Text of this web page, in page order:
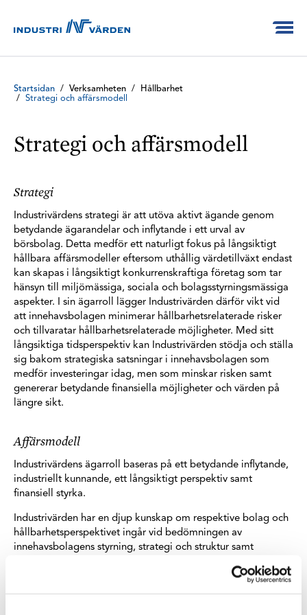
Startsidan / Verksamheten /
Hållbarhet
/
Strategi och affärsmodell
Strategi och affärsmodell
Strategi
Industrivärdens strategi är att utöva aktivt ägande genom
betydande ägarandelar och inflytande i ett urval av
börsbolag. Detta medför ett naturligt fokus på långsiktigt
hållbara affärsmodeller eftersom uthållig värdetillväxt endast
kan skapas i långsiktigt konkurrenskraftiga företag som tar
hänsyn till miljömässiga, sociala och bolagsstyrningsmässiga
aspekter. I sin ägarroll lägger Industrivärden därför vikt vid
att innehavsbolagen minimerar hållbarhetsrelaterade risker
och tillvaratar hållbarhetsrelaterade möjligheter. Med sitt
långsiktiga tidsperspektiv kan Industrivärden stödja och ställa
sig bakom strategiska satsningar i innehavsbolagen som
medför investeringar idag, men som minskar risken samt
genererar betydande finansiella möjligheter och värden på
längre sikt.
Affärsmodell
Industrivärdens ägarroll baseras på ett betydande inflytande,
industriellt kunnande, ett långsiktigt perspektiv samt
finansiell styrka.
Industrivärden har en djup kunskap om respektive bolag och
hållbarhetsperspektivet ingår vid bedömningen av
innehavsbolagens styrning, strategi och struktur samt
ha de styrelser, det ledarskap, den organisation och de